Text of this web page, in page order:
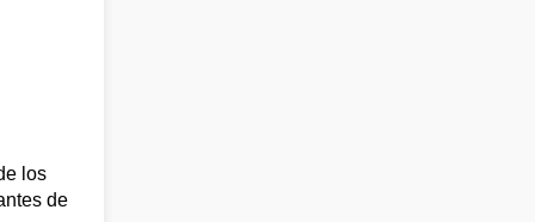
los
de